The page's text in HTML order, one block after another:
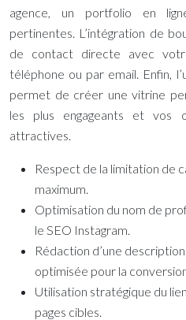
agence, un portfolio en
pertinentes. L’intégration de
de contact directe avec
téléphone ou par email. Enfin,
permet de créer une vitrine
les plus engageants et vos
attractives.
Respect de la limitation de
maximum.
Optimisation du nom de
le SEO Instagram.
Rédaction d’une
optimisée pour la
Utilisation stratégique du
pages cibles.